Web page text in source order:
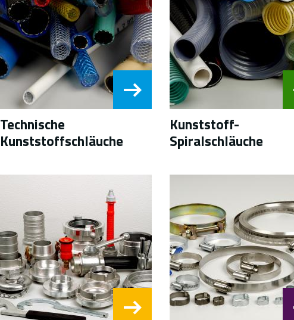
Technische
Kunststoffschläuche
Kunststoff-
Spiralschläuche